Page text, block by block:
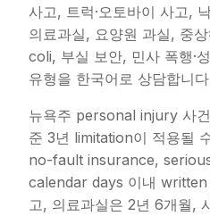
사고, 트럭·오토바이 사고,
의료과실, 요양원 과실, 중
coli, 부실 보안, 민사 폭행·
유형을 한국어로 상담합니
뉴욕주 personal injury 사
준 3년 limitation이 적용될
no-fault insurance,
calendar days 이내
고, 의료과실은 2년 6개월,